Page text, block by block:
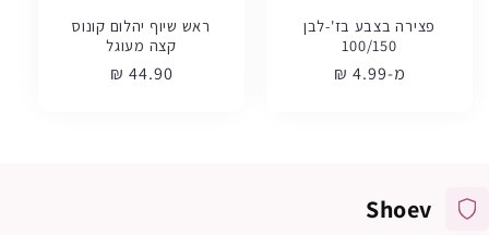
פצירה בצבע בז'-לבן
100/150
מחיר
מ-4.99 ₪
ראש שיוף יהלום קונוס
קצה מעוגל
מחיר
44.90 ₪
Shoev